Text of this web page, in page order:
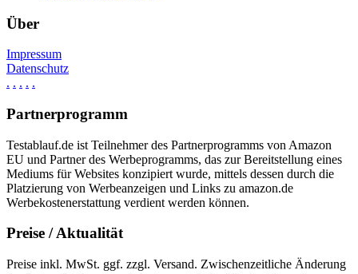
Über
Impressum
Datenschutz
. . . . .
Partnerprogramm
Testablauf.de ist Teilnehmer des Partnerprogramms von Amazon
EU und Partner des Werbeprogramms, das zur Bereitstellung eines
Mediums für Websites konzipiert wurde, mittels dessen durch die
Platzierung von Werbeanzeigen und Links zu amazon.de
Werbekostenerstattung verdient werden können.
Preise / Aktualität
Preise inkl. MwSt. ggf. zzgl. Versand. Zwischenzeitliche Änderung